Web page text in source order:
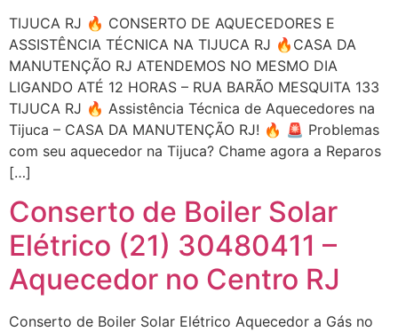
TIJUCA RJ 🔥 CONSERTO DE AQUECEDORES E
ASSISTÊNCIA TÉCNICA NA TIJUCA RJ 🔥CASA DA
MANUTENÇÃO RJ ATENDEMOS NO MESMO DIA
LIGANDO ATÉ 12 HORAS – RUA BARÃO MESQUITA 133
TIJUCA RJ 🔥 Assistência Técnica de Aquecedores na
Tijuca – CASA DA MANUTENÇÃO RJ! 🔥 🚨 Problemas
com seu aquecedor na Tijuca? Chame agora a Reparos
[…]
Conserto de Boiler Solar
Elétrico (21) 30480411 –
Aquecedor no Centro RJ
Conserto de Boiler Solar Elétrico Aquecedor a Gás no